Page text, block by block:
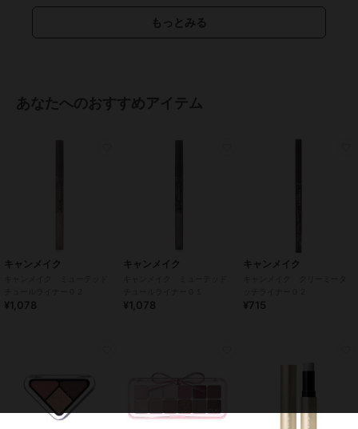
もっとみる
あなたへのおすすめアイテム
キャンメイク
¥1,078
キャンメイク
¥1,078
キャンメイク
¥715